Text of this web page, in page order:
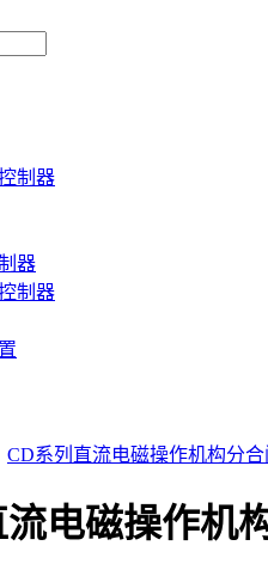
制器
器
制器
CD系列直流电磁操作机构分合
电磁操作机